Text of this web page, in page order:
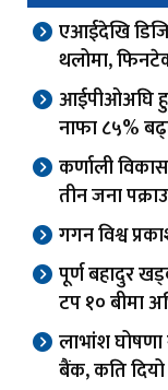
एआईदेखि
थलोमा,
आईपीओअघि
नाफा ८५%
कर्णाली
तीन जना पक्राउ
गगन विश्व
पूर्ण बहादुर
टप १० बीमा
लाभांश घोषणा
बैंक, कति दियो